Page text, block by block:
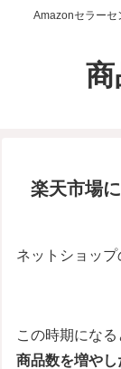
Amazonセラーセ
楽天市場
ネットショップ
この時期になる
商品数を増やし